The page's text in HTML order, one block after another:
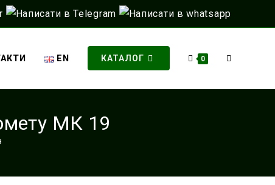
EN КАТАЛОГ 0
НА
МК 19